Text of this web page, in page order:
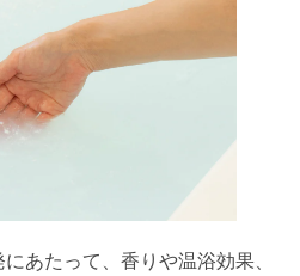
あたって、香りや温浴効果、